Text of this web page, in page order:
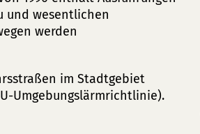
und wesentlichen
werden
im Stadtgebiet
Umgebungslärmrichtlinie).